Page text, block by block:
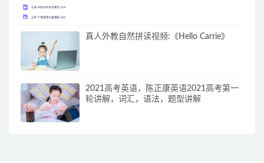
真人外教自然拼读视频:《Hello Carrie》
2021高考英语，陈正康英语2021高考第一
轮讲解，词汇，语法，题型讲解